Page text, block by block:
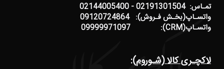
تمـاس: 02191301504 - 02144005400
واتسـاپ(بخـش فـروش): 09120724864
واتسـاپ(CRM): 09999971097
لاکچـری کالا (شـوروم):